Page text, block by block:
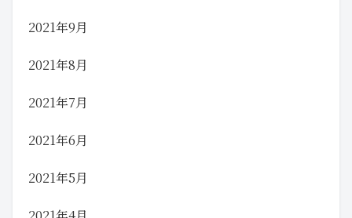
2021年9月
2021年8月
2021年7月
2021年6月
2021年5月